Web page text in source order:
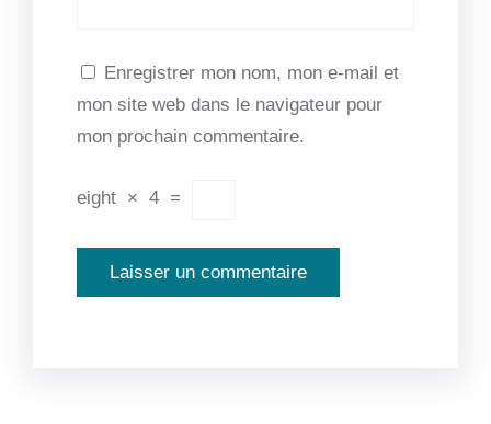
Enregistrer mon nom, mon e-mail et
mon site web dans le navigateur pour
mon prochain commentaire.
eight × 4 =